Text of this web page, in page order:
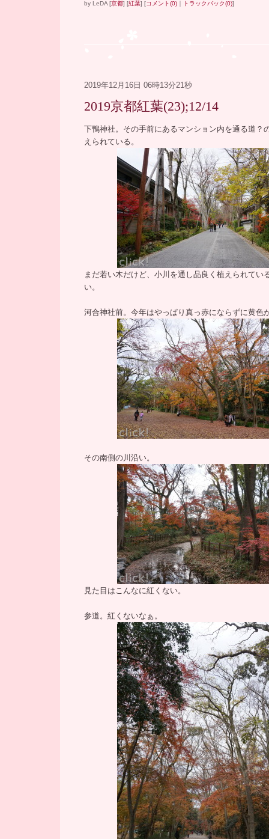
by LeDA [京都] [紅葉] [コメント(0) ｜ トラックバック(0)]
2019京都紅葉(23);12/14
2019年12月16日 06時13分21秒
下鴨神社。その手前にあるマンション内を通る道？
えられている。
まだ若い木だけど、小川を通し品良く植えられてい
い。
河合神社前。今年はやっぱり真っ赤にならずに黄色
その南側の川沿い。
見た目はこんなに紅くない。
参道。紅くないなぁ。